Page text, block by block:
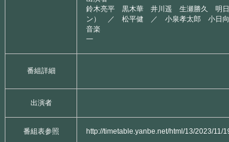
鈴木亮平 黒木華 井川遥 生瀬勝久 明日
ン） ／ 松平健 ／ 小泉孝太郎 小日向
音楽
一
番組詳細
出演者
番組表参照 http://timetable.yanbe.net/html/13/2023/11/